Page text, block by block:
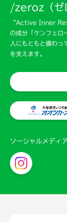
/zeroz（ゼ
“Active Inner
の成分「ケンフェロ
人にもともと備わっ
を支えます。
ソーシャルメディ